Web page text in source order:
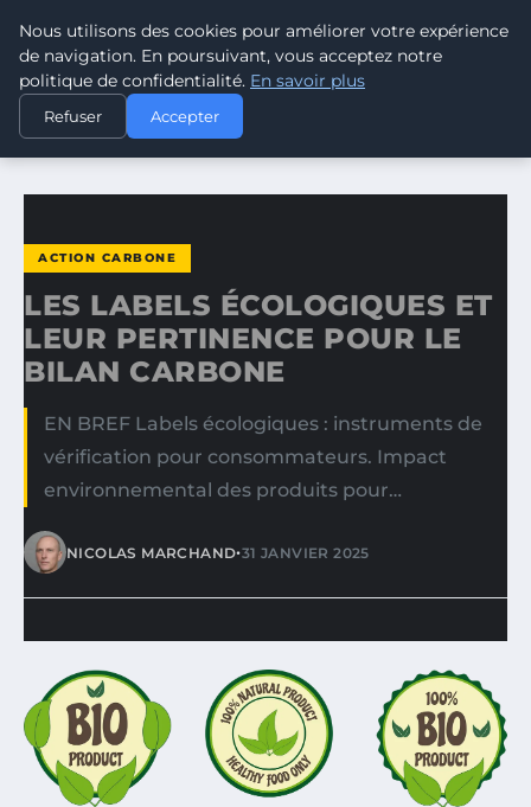
CLIMATE RESPONSE BLOG
ACCUEIL
ACTION CARBONE
LES LABELS ÉCOLOGIQUES ET LEUR PERTINENCE POUR LE…
ACTION CARBONE
LES LABELS ÉCOLOGIQUES ET
LEUR PERTINENCE POUR LE
BILAN CARBONE
EN BREF Labels écologiques : instruments de
vérification pour consommateurs. Impact
environnemental des produits pour…
NICOLAS MARCHAND•31 JANVIER 2025
Nous utilisons des cookies pour améliorer votre expérience
de navigation. En poursuivant, vous acceptez notre
politique de confidentialité. En savoir plus
Refuser Accepter